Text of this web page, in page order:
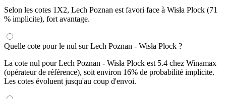
Selon les cotes 1X2, Lech Poznan est favori face à Wisła Plock (71
% implicite), fort avantage.
Quelle cote pour le nul sur Lech Poznan - Wisła Plock ?
La cote nul pour Lech Poznan - Wisła Plock est 5.4 chez Winamax
(opérateur de référence), soit environ 16% de probabilité implicite.
Les cotes évoluent jusqu'au coup d'envoi.